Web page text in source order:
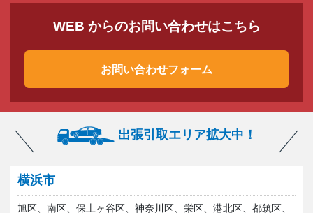
WEB からのお問い合わせはこちら
お問い合わせフォーム
出張引取エリア拡大中！
横浜市
旭区、南区、保土ヶ谷区、神奈川区、栄区、港北区、都筑区、